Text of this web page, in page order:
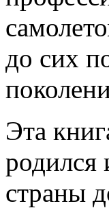
до сих
Эта
родился
страны